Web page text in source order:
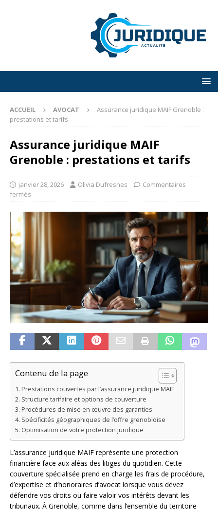
ACCUEIL AVOCAT
Assurance juridique MAIF Grenoble :
prestations et tarifs
Assurance juridique MAIF
Grenoble : prestations et tarifs
janvier 28, 2026 Olivia Dufresnes
Commentaires
fermés
Contenu de la page
Prestations couvertes par l’assurance juridique MAIF
Structure tarifaire et options de couverture
Procédures de mise en œuvre des garanties
Spécificités géographiques de l’offre grenobloise
Optimisation de votre protection juridique
L’assurance juridique MAIF représente une protection
financière face aux aléas des litiges du quotidien. Cette
couverture spécialisée prend en charge les frais de procédure,
d’expertise et d’honoraires d’avocat lorsque vous devez
défendre vos droits ou faire valoir vos intérêts devant les
tribunaux. À Grenoble, comme dans l’ensemble du territoire